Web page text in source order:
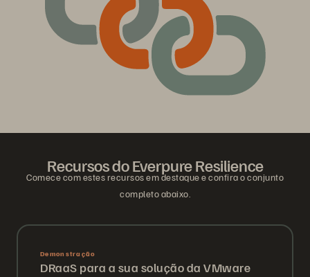
Recursos do Everpure Resilience
Comece com estes recursos em destaque e confira o conjunto
completo abaixo.
Demonstração
DRaaS para a sua solução da VMware